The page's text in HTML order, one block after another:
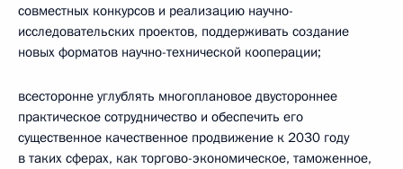
совместных конкурсов и реализацию научно-
исследовательских проектов, поддерживать создание
новых форматов научно-технической кооперации;
всесторонне углублять многоплановое двустороннее
практическое сотрудничество и обеспечить его
существенное качественное продвижение к 2030 году
в таких сферах, как торгово-экономическое, таможенное,